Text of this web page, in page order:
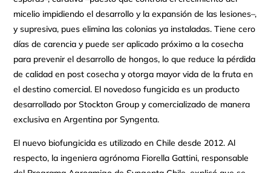
micelio impidiendo el desarrollo y la expansión de las lesiones–,
y supresiva, pues elimina las colonias ya instaladas. Tiene cero
días de carencia y puede ser aplicado próximo a la cosecha
para prevenir el desarrollo de hongos, lo que reduce la pérdida
de calidad en post cosecha y otorga mayor vida de la fruta en
el destino comercial. El novedoso fungicida es un producto
desarrollado por Stockton Group y comercializado de manera
exclusiva en Argentina por Syngenta.
El nuevo biofungicida es utilizado en Chile desde 2012. Al
respecto, la ingeniera agrónoma Fiorella Gattini, responsable